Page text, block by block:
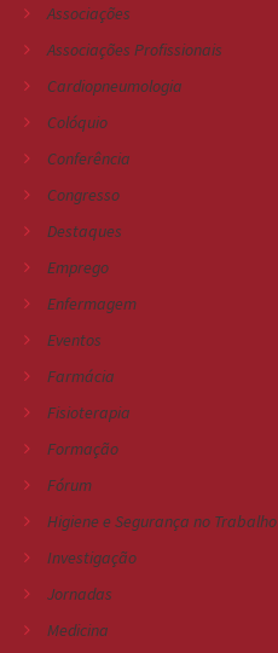
Associações
Associações Profissionais
Cardiopneumologia
Colóquio
Conferência
Congresso
Destaques
Emprego
Enfermagem
Eventos
Farmácia
Fisioterapia
Formação
Fórum
Higiene e Segurança no Trabalho
Investigação
Jornadas
Medicina